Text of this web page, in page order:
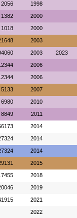
2056 1998
1382 2000
1018 2000
2003
2003 2023
2006
2006
5133 2007
6980 2010
8849 2011
2014
2014
2014
2015
2018
2019
2021
2022